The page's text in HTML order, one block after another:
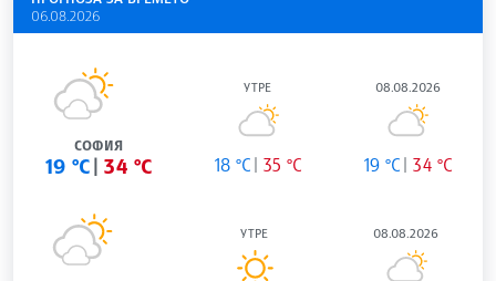
06.08.2026
СОФИЯ
19 °C 34 °C
УТРЕ
18 °C 35 °C
08.08.2026
19 °C 34 °C
УТРЕ 08.08.2026